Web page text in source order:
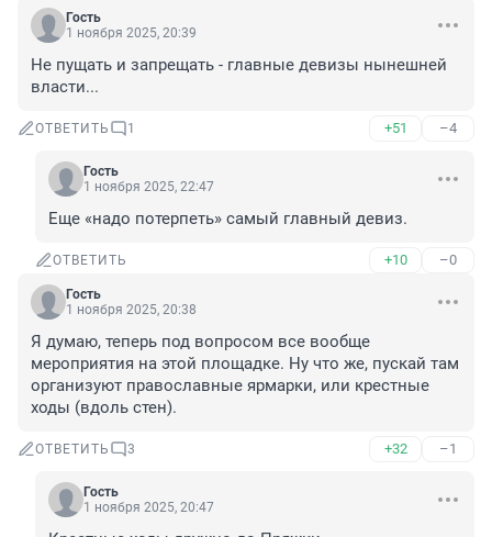
Гость
1 ноября 2025, 20:39
Не пущать и запрещать - главные девизы нынешней
власти...
ОТВЕТИТЬ 1 +51 –4
Гость
1 ноября 2025, 22:47
Еще «надо потерпеть» самый главный девиз.
ОТВЕТИТЬ +10 –0
Гость
1 ноября 2025, 20:38
Я думаю, теперь под вопросом все вообще
мероприятия на этой площадке. Ну что же, пускай там
организуют православные ярмарки, или крестные
ходы (вдоль стен).
ОТВЕТИТЬ 3 +32 –1
Гость
1 ноября 2025, 20:47